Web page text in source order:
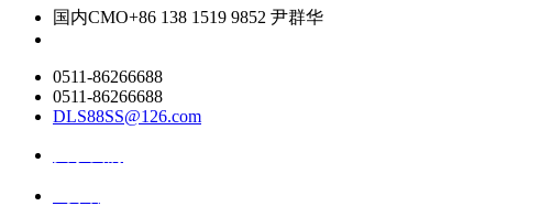
国内CMO+86 138 1519 9852 尹群华
0511-86266688
0511-86266688
DLS88SS@126.com